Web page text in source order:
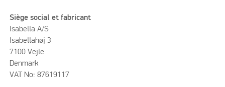
Siège social et fabricant
Isabella A/S
Isabellahøj 3
7100 Vejle
Denmark
VAT No: 87619117